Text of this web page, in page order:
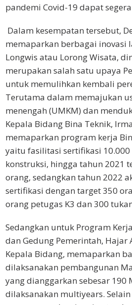
pandemi Covid-19 dapat
Dalam kesempatan tersebut,
memaparkan berbagai inovasi
Longwis atau Lorong Wisata,
merupakan salah satu upaya
untuk memulihkan kembali
Terutama dalam memajukan
menengah (UMKM) dan
Kepala Bidang Bina Teknik,
memaparkan program kerja
yaitu fasilitasi sertifikasi
konstruksi, hingga tahun 2021
orang, sedangkan tahun 2022
sertifikasi dengan target 350
orang petugas K3 dan 300
Sedangkan untuk Program
dan Gedung Pemerintah, Hajar
Kepala Bidang, memaparkan
dilaksanakan pembangunan
yang dianggarkan sebesar 190
dilaksanakan multiyears.